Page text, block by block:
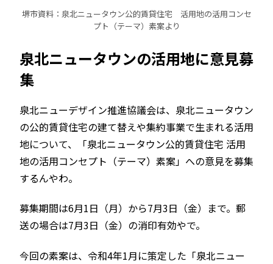
堺市資料：泉北ニュータウン公的賃貸住宅 活用地の活用コンセ
プト（テーマ）素案より
泉北ニュータウンの活用地に意見募
集
泉北ニューデザイン推進協議会は、泉北ニュータウン
の公的賃貸住宅の建て替えや集約事業で生まれる活用
地について、「泉北ニュータウン公的賃貸住宅 活用
地の活用コンセプト（テーマ）素案」への意見を募集
するんやわ。
募集期間は6月1日（月）から7月3日（金）まで。郵
送の場合は7月3日（金）の消印有効やで。
今回の素案は、令和4年1月に策定した「泉北ニュー